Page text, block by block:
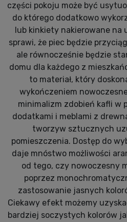
części pokoju może być
do którego dodatkowo
lub kinkiety nakierowane na
sprawi, że piec będzie
ale równocześnie będzie
domu dla każdego z
to materiał, który
wykończeniem
minimalizm zdobień kafli w
dodatkami i meblami z
tworzyw sztucznych
pomieszczenia. Dostęp do
daje mnóstwo możliwości
od tego, czy nowoczesny
poprzez
zastosowanie jasnych
Ciekawy efekt możemy
bardziej soczystych kolorów